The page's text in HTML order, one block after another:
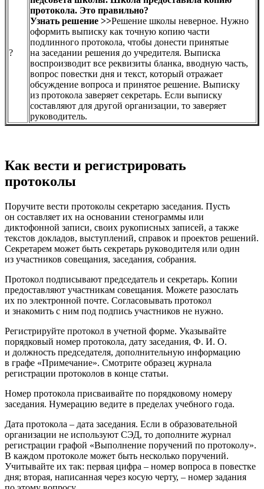
?
протокола. Это правильно?
Узнать решение >>Решение школы неверное. Нужно
оформить выписку как точную копию части
подлинного протокола, чтобы донести принятые
на заседании решения до учредителя. Выписка
воспроизводит все реквизиты бланка, вводную часть,
вопрос повестки дня и текст, который отражает
обсуждение вопроса и принятое решение. Выписку
из протокола заверяет секретарь. Если выписку
составляют для другой организации, то заверяет
руководитель.
Как вести и регистрировать
протоколы
Поручите вести протоколы секретарю заседания. Пусть
он составляет их на основании стенограммы или
диктофонной записи, своих рукописных записей, а также
текстов докладов, выступлений, справок и проектов решений.
Секретарем может быть секретарь руководителя или один
из участников совещания, заседания, собрания.
Протокол подписывают председатель и секретарь. Копии
предоставляют участникам совещания. Можете разослать
их по электронной почте. Согласовывать протокол
и знакомить с ним под подпись участников не нужно.
Регистрируйте протокол в учетной форме. Указывайте
порядковый номер протокола, дату заседания, Ф. И. О.
и должность председателя, дополнительную информацию
в графе «Примечание». Смотрите образец журнала
регистрации протоколов в конце статьи.
Номер протокола присваивайте по порядковому номеру
заседания. Нумерацию ведите в пределах учебного года.
Дата протокола – дата заседания. Если в образовательной
организации не используют СЭД, то дополните журнал
регистрации графой «Выполнение поручений по протоколу».
В каждом протоколе может быть несколько поручений.
Учитывайте их так: первая цифра – номер вопроса в повестке
дня; вторая, написанная через косую черту, – номер задания